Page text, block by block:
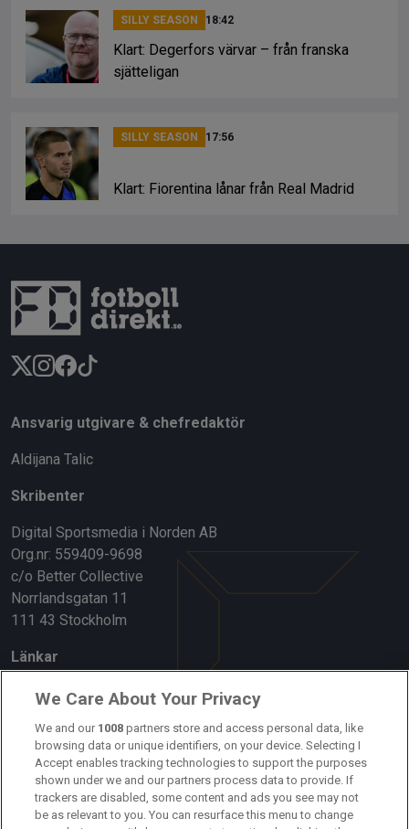
SILLY SEASON 18:42
Klart: Degerfors värvar – från franska
sjätteligan
SILLY SEASON 17:56
Klart: Fiorentina lånar från Real Madrid
Ansvarig utgivare & chefredaktör
Aldijana Talic
Skribenter
Digital Sportsmedia i Norden AB
Org.nr: 559409-9698
c/o Better Collective
Norrlandsgatan 11
111 43 Stockholm
Länkar
Om oss
Kontakta oss
Kundtjänst
Sponsor: Rekatochklart
We Care About Your Privacy
We and our 1008 partners store and access personal data, like
browsing data or unique identifiers, on your device. Selecting I
Accept enables tracking technologies to support the purposes
shown under we and our partners process data to provide. If
trackers are disabled, some content and ads you see may not
be as relevant to you. You can resurface this menu to change